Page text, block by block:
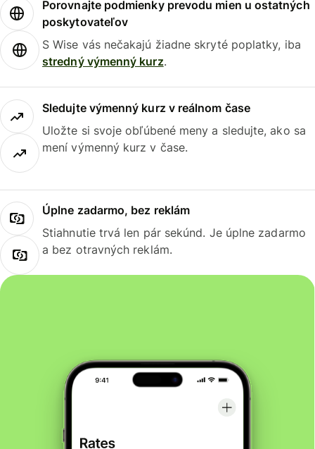
Porovnajte podmienky prevodu mien u ostatných
poskytovateľov
S Wise vás nečakajú žiadne skryté poplatky, iba
stredný výmenný kurz.
Sledujte výmenný kurz v reálnom čase
Uložte si svoje obľúbené meny a sledujte, ako sa
mení výmenný kurz v čase.
Úplne zadarmo, bez reklám
Stiahnutie trvá len pár sekúnd. Je úplne zadarmo
a bez otravných reklám.